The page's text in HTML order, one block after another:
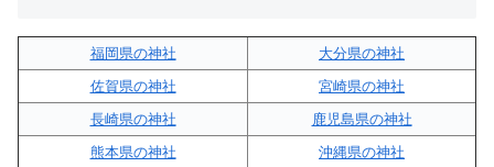
福岡県の神社
大分県の神社
佐賀県の神社
宮崎県の神社
長崎県の神社
鹿児島県の神社
熊本県の神社
沖縄県の神社